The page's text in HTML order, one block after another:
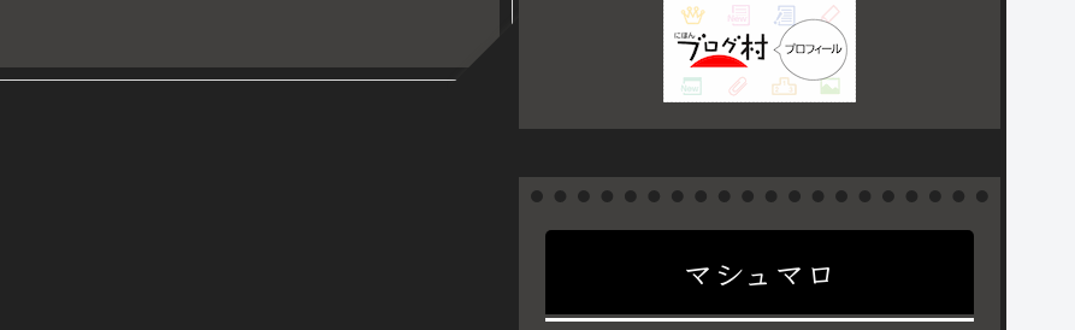
マシュマロ